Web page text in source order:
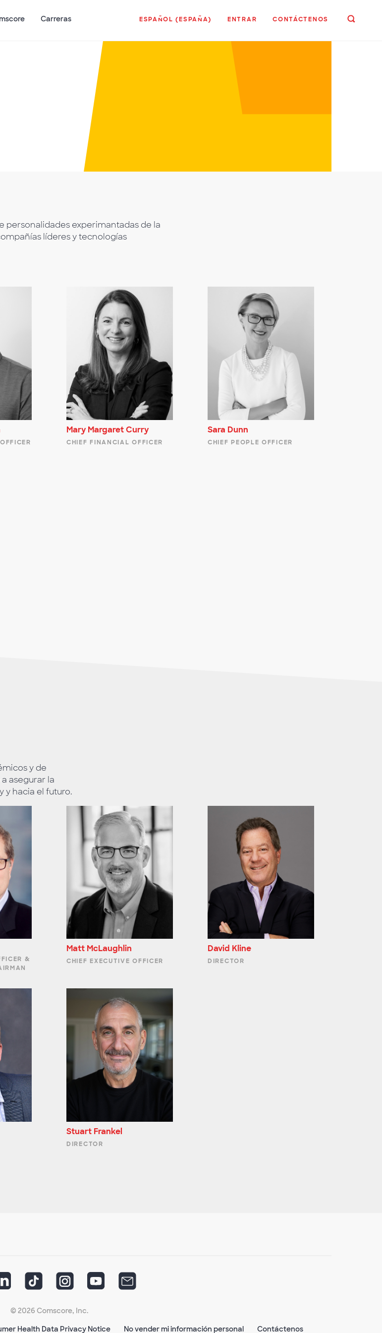
Carreras ESPAÑOL (ESPAÑA) ENTRAR CONTÁCTENOS
personalidades experimantadas de la
líderes y tecnologías
Mary Margaret Curry
CHIEF FINANCIAL OFFICER
Sara Dunn
CHIEF PEOPLE OFFICER
y de
asegurar la
y hacia el futuro.
&
Matt McLaughlin
CHIEF EXECUTIVE OFFICER
David Kline
DIRECTOR
Stuart Frankel
DIRECTOR
© 2026 Comscore, Inc.
Health Data Privacy Notice No vender mi información personal Contáctenos